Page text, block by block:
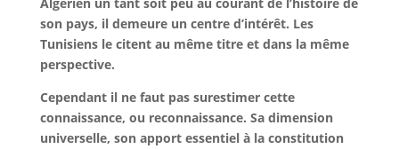
son pays, il demeure un centre d’intérêt. Les
Tunisiens le citent au même titre et dans la même
perspective.
Cependant il ne faut pas surestimer cette
connaissance, ou reconnaissance. Sa dimension
universelle, son apport essentiel à la constitution